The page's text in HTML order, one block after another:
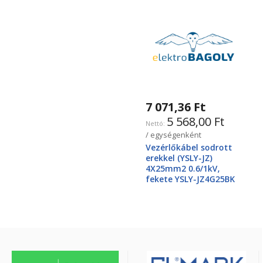
7 071,36 Ft
5 568,00 Ft
/ egységenként
Vezérlőkábel sodrott
erekkel (YSLY-JZ)
4X25mm2 0.6/1kV,
fekete YSLY-JZ4G25BK